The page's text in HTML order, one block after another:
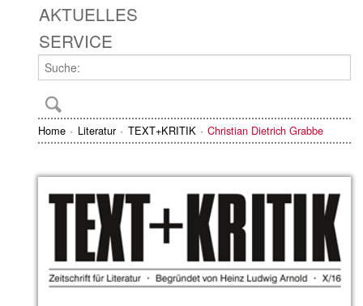
AKTUELLES
SERVICE
Home Literatur TEXT+KRITIK Christian Dietrich Grabbe